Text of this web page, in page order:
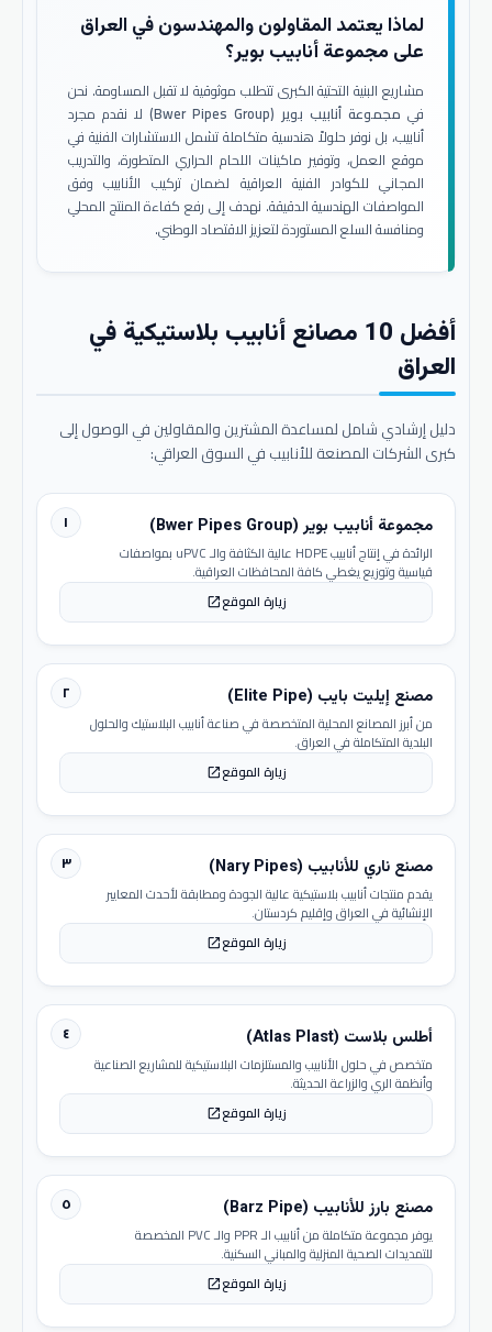
لماذا يعتمد المقاولون والمهندسون في العراق
على مجموعة أنابيب بوير؟
مشاريع البنية التحتية الكبرى تتطلب موثوقية لا تقبل المساومة. نحن
في مجموعة أنابيب بوير (Bwer Pipes Group)
لا نقدم مجرد
أنابيب، بل نوفر حلولاً هندسية متكاملة تشمل الاستشارات الفنية في
موقع العمل، وتوفير ماكينات اللحام الحراري المتطورة، والتدريب
المجاني للكوادر الفنية العراقية لضمان تركيب الأنابيب وفق
المواصفات الهندسية الدقيقة. نهدف إلى رفع كفاءة المنتج المحلي
ومنافسة السلع المستوردة لتعزيز الاقتصاد الوطني.
أفضل 10 مصانع أنابيب بلاستيكية في
العراق
دليل إرشادي شامل لمساعدة المشترين والمقاولين في الوصول إلى
كبرى الشركات المصنعة للأنابيب في السوق العراقي:
١ مجموعة أنابيب بوير (Bwer Pipes Group)
الرائدة في إنتاج أنابيب HDPE عالية الكثافة والـ uPVC بمواصفات
قياسية وتوزيع يغطي كافة المحافظات العراقية.
زيارة الموقعopen_in_new
٢ مصنع إيليت بايب (Elite Pipe)
من أبرز المصانع المحلية المتخصصة في صناعة أنابيب البلاستيك والحلول
البلدية المتكاملة في العراق.
زيارة الموقعopen_in_new
٣ مصنع ناري للأنابيب (Nary Pipes)
يقدم منتجات أنابيب بلاستيكية عالية الجودة ومطابقة لأحدث المعايير
الإنشائية في العراق وإقليم كردستان.
زيارة الموقعopen_in_new
٤ أطلس بلاست (Atlas Plast)
متخصص في حلول الأنابيب والمستلزمات البلاستيكية للمشاريع الصناعية
وأنظمة الري والزراعة الحديثة.
زيارة الموقعopen_in_new
٥ مصنع بارز للأنابيب (Barz Pipe)
يوفر مجموعة متكاملة من أنابيب الـ PPR والـ PVC المخصصة
للتمديدات الصحية المنزلية والمباني السكنية.
زيارة الموقعopen_in_new